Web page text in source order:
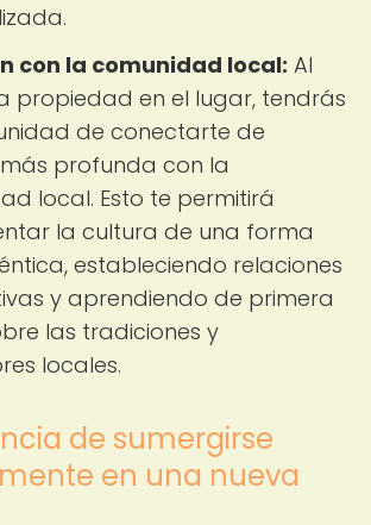
con la comunidad local: Al
propiedad en el lugar, tendrás
de conectarte de
profunda con la
local. Esto te permitirá
la cultura de una forma
estableciendo relaciones
y aprendiendo de primera
las tradiciones y
locales.
de sumergirse
en una nueva